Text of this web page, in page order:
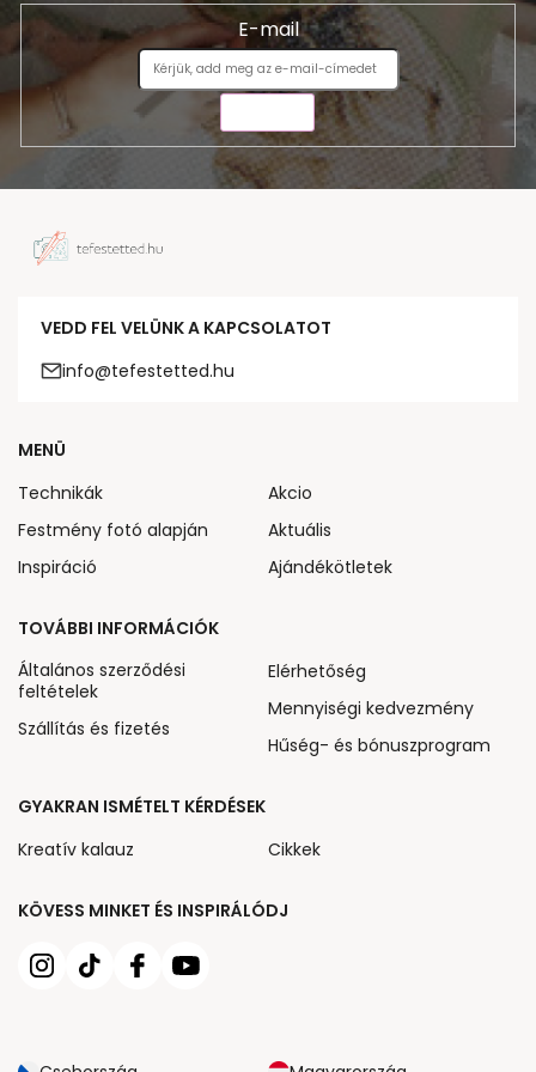
E-mail
VEDD FEL VELÜNK A KAPCSOLATOT
info@tefestetted.hu
KÖVESS MINKET ÉS INSPIRÁLÓDJ
MENÜ
Technikák
Festmény fotó alapján
Inspiráció
Akcio
Aktuális
Ajándékötletek
TOVÁBBI INFORMÁCIÓK
Általános szerződési
feltételek
Szállítás és fizetés
Elérhetőség
Mennyiségi kedvezmény
Hűség- és bónuszprogram
GYAKRAN ISMÉTELT KÉRDÉSEK
Kreatív kalauz
Cikkek